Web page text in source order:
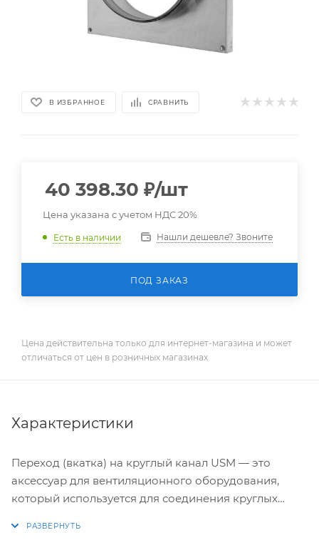
В ИЗБРАННОЕ СРАВНИТЬ
40 398.30 ₽/шт
Цена указана с учетом НДС 20%
Есть в наличии Нашли дешевле? Звоните
ПОД ЗАКАЗ
Цена действительна только для интернет-магазина и может
отличаться от цен в розничных магазинах
Характеристики
Переход (вкатка) на круглый канал USM — это
аксессуар для вентиляционного оборудования,
который используется для соединения круглых